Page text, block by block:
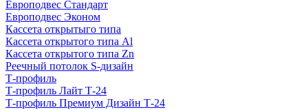
Европодвес Стандарт
Европодвес Эконом
Кассета открытыго типа
Кассета открытого типа Al
Кассета открытого типа Zn
Реечный потолок S-дизайн
Т-профиль
Т-профиль Лайт Т-24
Т-профиль Премиум Дизайн Т-24